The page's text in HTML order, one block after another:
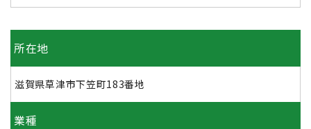
所在地
滋賀県草津市下笠町183番地
業種